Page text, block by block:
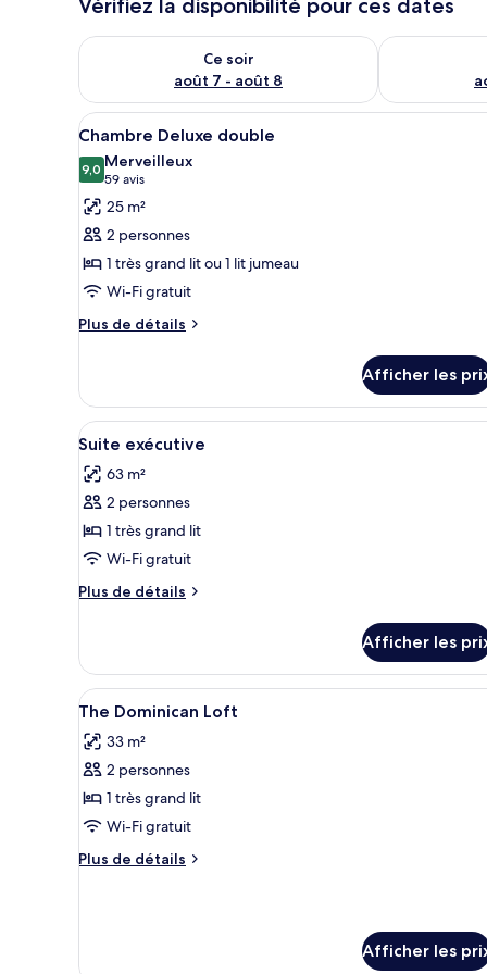
Ce soir
août 7 - août 8
Vérifier la disponibilité pour ce soir août 7 - août 8
Vérifier la
Afficher
toutes
les
photos
pour
ce
type
de
chambre :
double
Une chambre d’hôtel
4
Chambre Deluxe double
9,09,0 sur 10
Merveilleux
59 avis
(59 avis)
25 m²
2 personnes
1 très grand lit ou 1 lit jumeau
Wi-Fi gratuit
Plus de détails
Plus
Chambre
Deluxe
double
Afficher les
Afficher
toutes
les
photos
pour
ce
type
de
Suite
exécutive
Une chambre d’hôtel avec
8
Suite exécutive
63 m²
2 personnes
1 très grand lit
Wi-Fi gratuit
Plus de détails
Plus
Suite
exécutive
Afficher les
Afficher
toutes
les
photos
pour
ce
type
de
Une chambre d’hôtel avec
5
The Dominican Loft
33 m²
2 personnes
1 très grand lit
Wi-Fi gratuit
Plus de détails
Plus
Afficher les